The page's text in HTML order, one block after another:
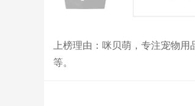
上榜理由：咪贝萌，专注宠物
等。